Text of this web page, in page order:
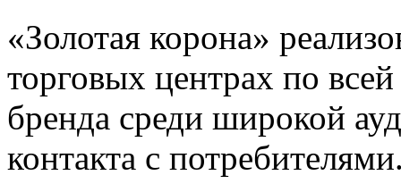
«Золотая корона»
торговых центрах по
бренда среди широкой
контакта с